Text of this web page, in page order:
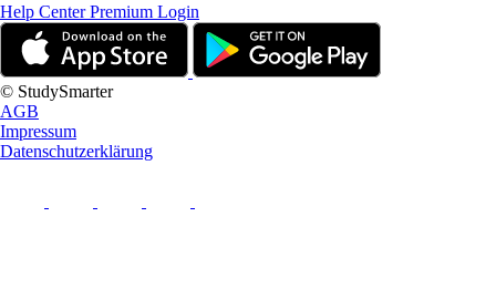
Help CenterPremium Login
© StudySmarter
AGB
Impressum
Datenschutzerklärung